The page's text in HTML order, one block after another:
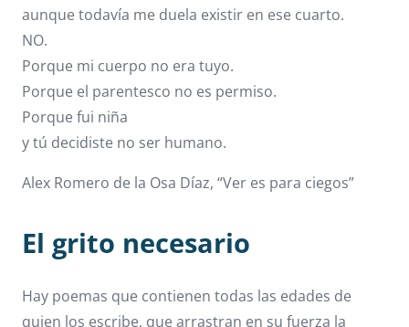
aunque todavía me duela existir en ese cuarto.
NO.
Porque mi cuerpo no era tuyo.
Porque el parentesco no es permiso.
Porque fui niña
y tú decidiste no ser humano.
Alex Romero de la Osa Díaz, “Ver es para ciegos”
El grito necesario
Hay poemas que contienen todas las edades de
quien los escribe, que arrastran en su fuerza la